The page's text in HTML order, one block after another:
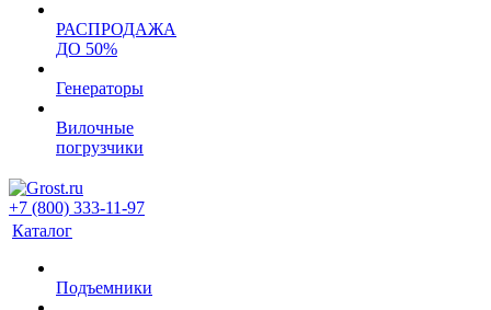
РАСПРОДАЖА
ДО 50%
Генераторы
Вилочные
погрузчики
+7 (800) 333-11-97
Каталог
Подъемники